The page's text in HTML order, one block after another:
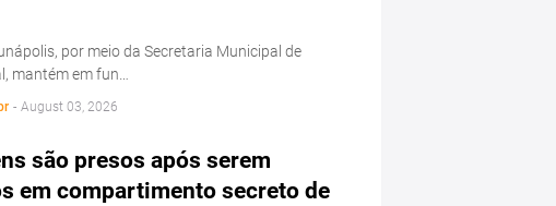
por meio da Secretaria Municipal de
mantém em fun…
- August 03, 2026
são presos após serem
em compartimento secreto de